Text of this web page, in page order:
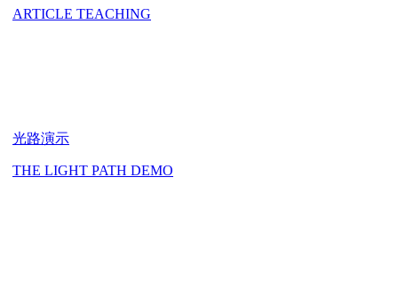
ARTICLE TEACHING
光路演示
THE LIGHT PATH DEMO